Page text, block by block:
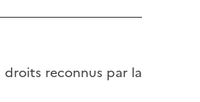
reconnus par la